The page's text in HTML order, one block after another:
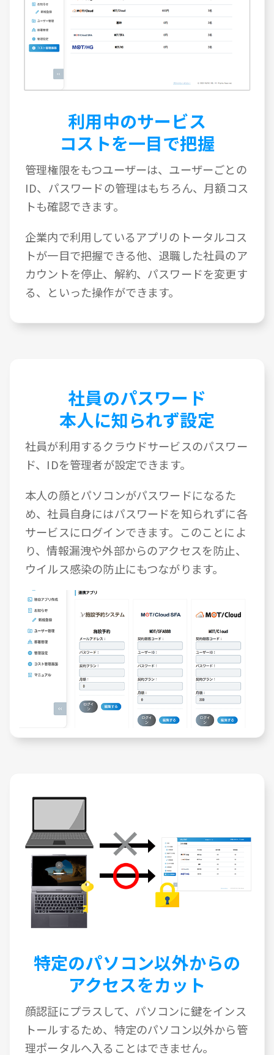
利用中のサービス
コストを一目で把握
管理権限をもつユーザーは、ユーザーごとの
ID、パスワードの管理はもちろん、月額コス
トも確認できます。
企業内で利用しているアプリのトータルコス
トが一目で把握できる他、退職した社員のア
カウントを停止、解約、パスワードを変更す
る、といった操作ができます。
社員のパスワード
本人に知られず設定
社員が利用するクラウドサービスのパスワー
ド、IDを管理者が設定できます。
本人の顔とパソコンがパスワードになるた
め、社員自身にはパスワードを知られずに各
サービスにログインできます。このことによ
り、情報漏洩や外部からのアクセスを防止、
ウイルス感染の防止にもつながります。
特定のパソコン以外からの
アクセスをカット
顔認証にプラスして、パソコンに鍵をインス
トールするため、特定のパソコン以外から管
理ポータルへ入ることはできません。